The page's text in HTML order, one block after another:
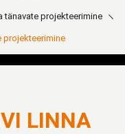
tänavate projekteerimine
projekteerimine
LINNA